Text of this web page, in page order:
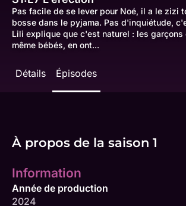
Pas facile de se lever pour Noé, il a le zizi
bosse dans le pyjama. Pas d'inquiétude,
Lili explique que c'est naturel : les
même bébés, en ont...
Détails Épisodes
À propos de la saison 1
Information
Année de production
2024